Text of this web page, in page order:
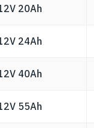
20Ah
24Ah
40Ah
55Ah